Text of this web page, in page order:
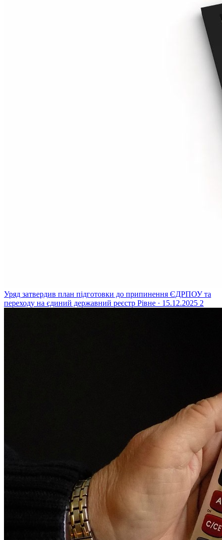
Уряд затвердив план підготовки до припинення ЄДРПОУ та
переходу на єдиний державний реєстр Рівне · 15.12.2025 2